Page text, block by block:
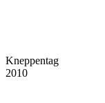
Kneppentag
2010